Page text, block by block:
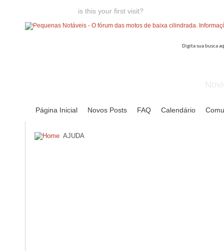
is this your first visit?
Página Inicial Novos Posts FAQ Calendário
AJUDA